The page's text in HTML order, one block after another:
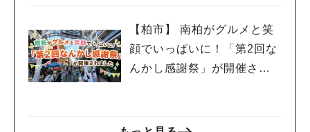
【柏市】 南柏がグルメと笑
顔でいっぱいに！「第2回な
んかし感謝祭」が開催され